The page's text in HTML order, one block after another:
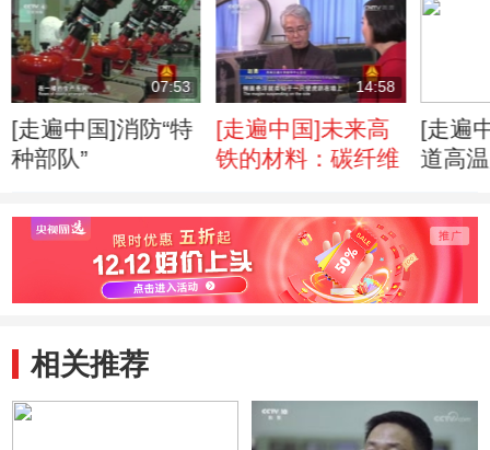
07:53
[走遍中国]消防“特
种部队”
14:58
[走遍中国]未来高
铁的材料：碳纤维
[走遍
道高
相关推荐